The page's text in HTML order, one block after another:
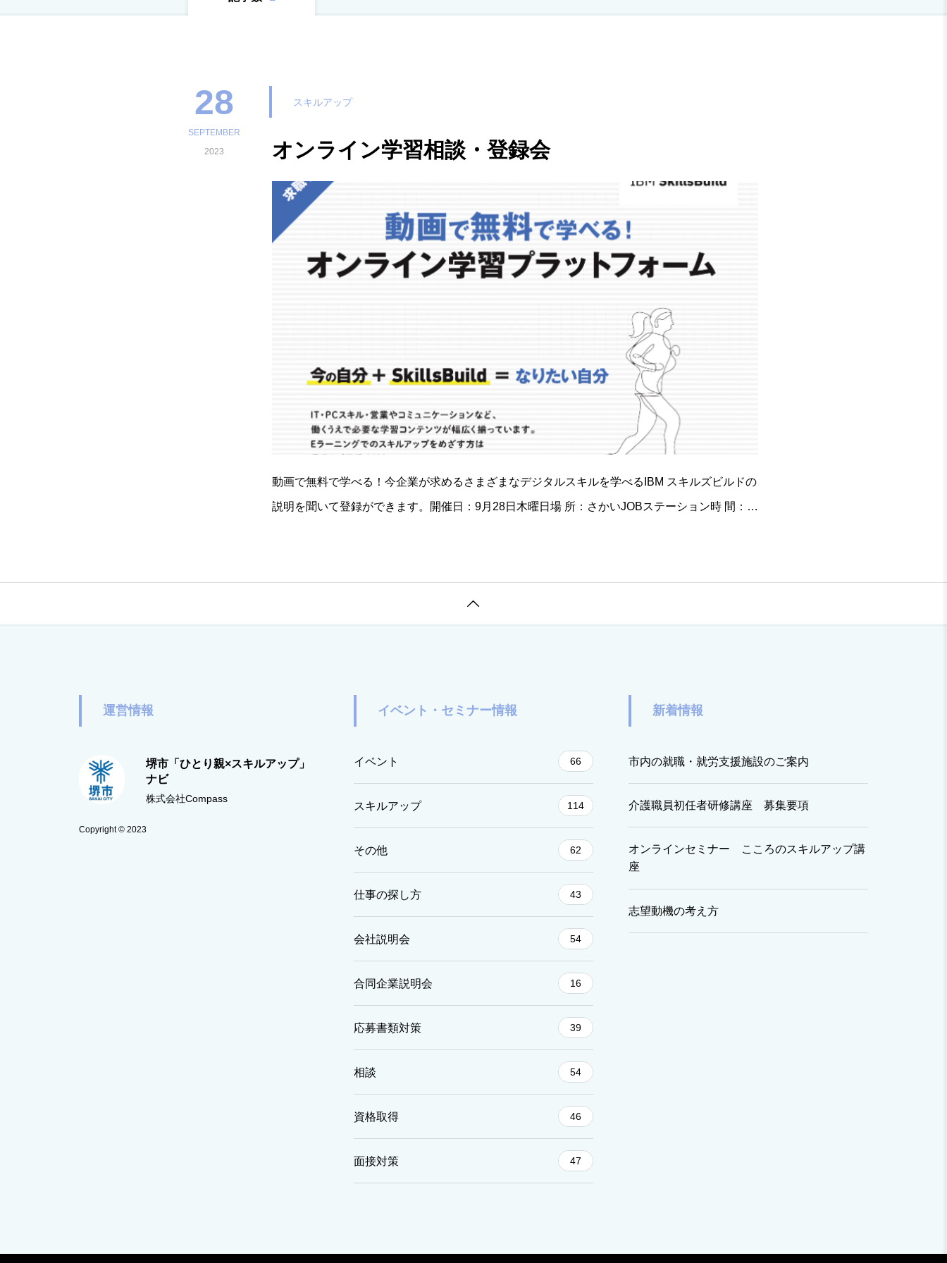
28
SEPTEMBER
2023
スキルアップ
オンライン学習相談・登録会
動画で無料で学べる！今企業が求めるさまざまなデジタルスキルを学べるIBM スキルズビルドの
説明を聞いて登録ができます。開催日：9月28日木曜日場 所：さかいJOBステーション時 間：1

運営情報
堺市「ひとり親×スキルアップ」
ナビ
株式会社Compass
Copyright © 2023
イベント・セミナー情報
イベント 66
スキルアップ 114
その他 62
仕事の探し方 43
会社説明会 54
合同企業説明会 16
応募書類対策 39
相談 54
資格取得 46
面接対策 47
新着情報
市内の就職・就労支援施設のご案内
介護職員初任者研修講座 募集要項
オンラインセミナー こころのスキルアップ講
座
志望動機の考え方